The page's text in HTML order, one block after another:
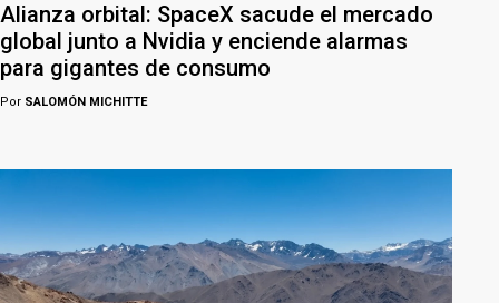
Alianza orbital: SpaceX sacude el mercado
global junto a Nvidia y enciende alarmas
para gigantes de consumo
Por SALOMÓN MICHITTE